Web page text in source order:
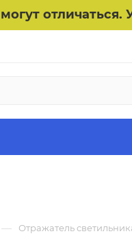
— Отражатель